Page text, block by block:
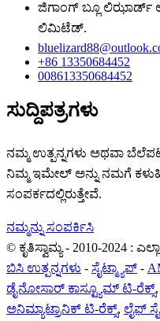
ಜಿಗಾಂಗ್ ಬ್ಲೂ ಲಿಝಾರ್ಡ್
ಲಿಮಿಟೆಡ್.
+86 13350684452
008613350684452
ಸುದ್ದಿಪತ್ರಗಳು
ನಮ್ಮ ಉತ್ಪನ್ನಗಳು ಅಥವಾ
ನಿಮ್ಮ ಇಮೇಲ್ ಅನ್ನು ನಮಗೆ
ಸಂಪರ್ಕದಲ್ಲಿರುತ್ತೇವೆ.
ನಮ್ಮನ್ನು ಸಂಪರ್ಕಿಸಿ
© ಕೃತಿಸ್ವಾಮ್ಯ - 2010-2024 :
ಬಿಸಿ ಉತ್ಪನ್ನಗಳು - ಸೈಟ್ಮ್ಯಾಪ್ -
ಡೈನೋಸಾರ್ ಕಾಸ್ಟ್ಯೂಮ್ ಟಿ-ರೆಕ್ಸ್,
ಅನಿಮ್ಯಾಟ್ರಾನಿಕ್ ಟಿ-ರೆಕ್ಸ್, ಲೈಫ್